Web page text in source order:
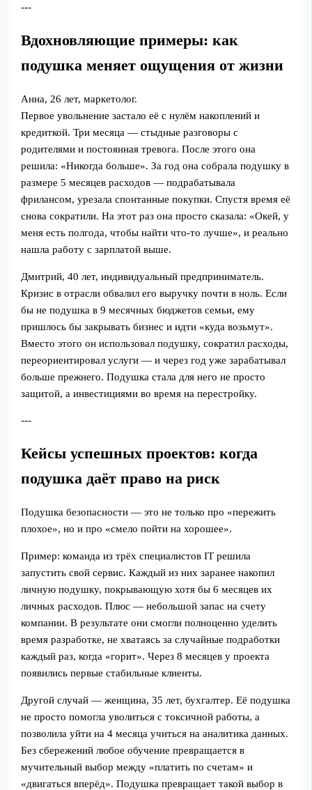
---
Вдохновляющие примеры: как
подушка меняет ощущения от жизни
Анна, 26 лет, маркетолог.
Первое увольнение застало её с нулём накоплений и
кредиткой. Три месяца — стыдные разговоры с
родителями и постоянная тревога. После этого она
решила: «Никогда больше». За год она собрала подушку в
размере 5 месяцев расходов — подрабатывала
фрилансом, урезала спонтанные покупки. Спустя время её
снова сократили. На этот раз она просто сказала: «Окей, у
меня есть полгода, чтобы найти что-то лучше», и реально
нашла работу с зарплатой выше.
Дмитрий, 40 лет, индивидуальный предприниматель.
Кризис в отрасли обвалил его выручку почти в ноль. Если
бы не подушка в 9 месячных бюджетов семьи, ему
пришлось бы закрывать бизнес и идти «куда возьмут».
Вместо этого он использовал подушку, сократил расходы,
переориентировал услуги — и через год уже зарабатывал
больше прежнего. Подушка стала для него не просто
защитой, а инвестициями во время на перестройку.
---
Кейсы успешных проектов: когда
подушка даёт право на риск
Подушка безопасности — это не только про «пережить
плохое», но и про «смело пойти на хорошее».
Пример: команда из трёх специалистов IT решила
запустить свой сервис. Каждый из них заранее накопил
личную подушку, покрывающую хотя бы 6 месяцев их
личных расходов. Плюс — небольшой запас на счету
компании. В результате они смогли полноценно уделить
время разработке, не хватаясь за случайные подработки
каждый раз, когда «горит». Через 8 месяцев у проекта
появились первые стабильные клиенты.
Другой случай — женщина, 35 лет, бухгалтер. Её подушка
не просто помогла уволиться с токсичной работы, а
позволила уйти на 4 месяца учиться на аналитика данных.
Без сбережений любое обучение превращается в
мучительный выбор между «платить по счетам» и
«двигаться вперёд». Подушка превращает такой выбор в